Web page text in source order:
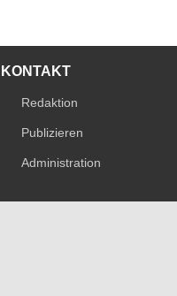
KONTAKT
Redaktion
Publizieren
Administration